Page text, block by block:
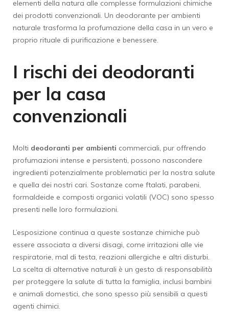
elementi della natura alle complesse formulazioni chimiche
dei prodotti convenzionali. Un deodorante per ambienti
naturale trasforma la profumazione della casa in un vero e
proprio rituale di purificazione e benessere.
I rischi dei deodoranti
per la casa
convenzionali
Molti deodoranti per ambienti commerciali, pur offrendo
profumazioni intense e persistenti, possono nascondere
ingredienti potenzialmente problematici per la nostra salute
e quella dei nostri cari. Sostanze come ftalati, parabeni,
formaldeide e composti organici volatili (VOC) sono spesso
presenti nelle loro formulazioni.
L’esposizione continua a queste sostanze chimiche può
essere associata a diversi disagi, come irritazioni alle vie
respiratorie, mal di testa, reazioni allergiche e altri disturbi.
La scelta di alternative naturali è un gesto di responsabilità
per proteggere la salute di tutta la famiglia, inclusi bambini
e animali domestici, che sono spesso più sensibili a questi
agenti chimici.